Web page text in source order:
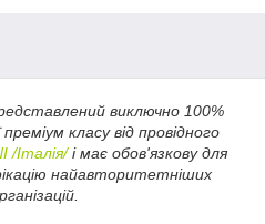
виключно 100%
преміум класу від провідного
/Італія/і має обов'язкову для
найавторитетніших